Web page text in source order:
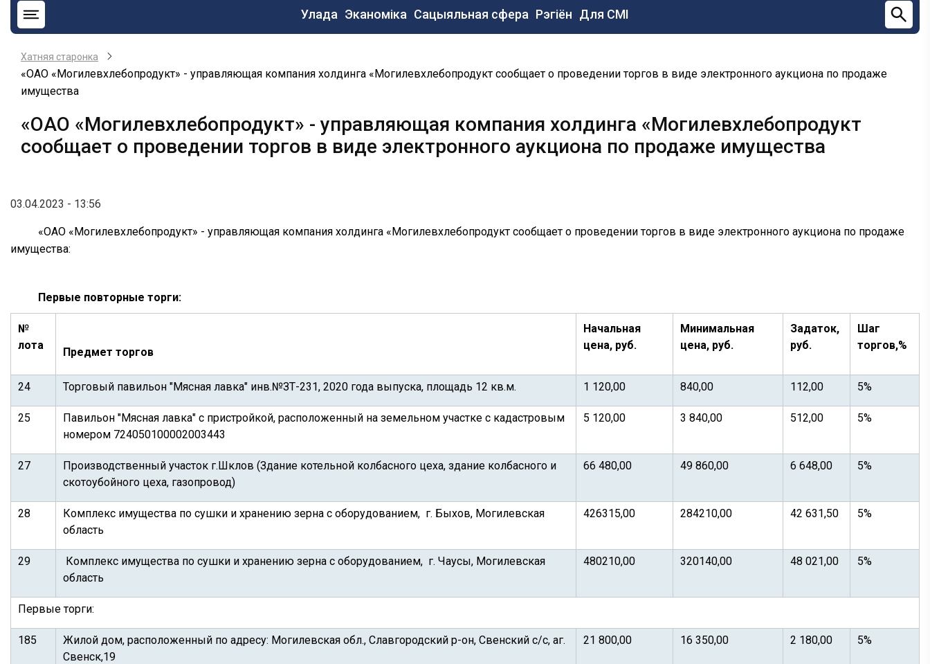
Основная
навигация
Улада Эканоміка Сацыяльная сфера Рэгіён Для СМІ
Хатняя старонка
«ОАО «Могилевхлебопродукт» - управляющая компания холдинга «Могилевхлебопродукт сообщает о проведении торгов в виде электронного аукциона по продаже
имущества
«ОАО «Могилевхлебопродукт» - управляющая компания холдинга «Могилевхлебопродукт
сообщает о проведении торгов в виде электронного аукциона по продаже имущества
03.04.2023 - 13:56
«ОАО «Могилевхлебопродукт» - управляющая компания холдинга «Могилевхлебопродукт сообщает о проведении торгов в виде электронного аукциона по продаже
имущества:
Первые повторные торги:
№
лота
Предмет торгов
Начальная
цена, руб.
Минимальная
цена, руб.
Задаток,
руб.
Шаг
торгов,%
24 Торговый павильон "Мясная лавка" инв.№ЗТ-231, 2020 года выпуска, площадь 12 кв.м. 1 120,00 840,00 112,00 5%
25
Павильон "Мясная лавка" с пристройкой, расположенный на земельном участке с кадастровым
номером 724050100002003443
5 120,00 3 840,00 512,00 5%
27
Производственный участок г.Шклов (Здание котельной колбасного цеха, здание колбасного и
скотоубойного цеха, газопровод)
66 480,00 49 860,00 6 648,00 5%
28
Комплекс имущества по сушки и хранению зерна с оборудованием, г. Быхов, Могилевская
область
426315,00 284210,00 42 631,50 5%
29
Комплекс имущества по сушки и хранению зерна с оборудованием, г. Чаусы, Могилевская
область
480210,00 320140,00 48 021,00 5%
Первые торги:
185
Жилой дом, расположенный по адресу: Могилевская обл., Славгородский р-он, Свенский с/с, аг.
Свенск,19
21 800,00 16 350,00 2 180,00 5%